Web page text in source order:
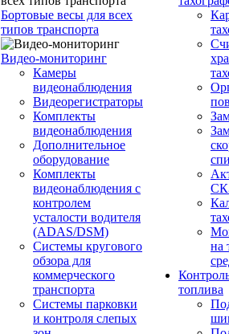
Бортовые весы для всех
типов транспорта
Видео-мониторинг
Камеры
видеонаблюдения
Видеорегистраторы
Комплекты
видеонаблюдения
Дополнительное
оборудование
Комплекты
видеонаблюдения с
контролем
усталости водителя
(ADAS/DSM)
Системы кругового
обзора для
коммерческого
транспорта
Системы парковки
и контроля слепых
на
топлива